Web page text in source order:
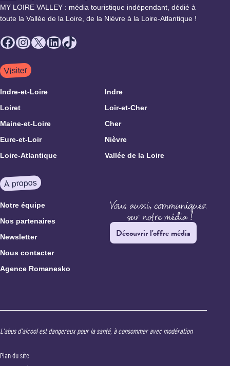
MY LOIRE VALLEY : média touristique indépendant, dédié à
toute la Vallée de la Loire, de la Nièvre à la Loire-Atlantique !
Facebook
Instagram
X LinkedIn
TikTok
Visiter
Indre-et-Loire
Indre
Loiret
Loir-et-Cher
Maine-et-Loire
Cher
Eure-et-Loir
Nièvre
Loire-Atlantique
Vallée de la Loire
À propos
Notre équipe
Nos partenaires
Newsletter
Nous contacter
Agence Romanesko
Découvrir l'offre média
L’abus d’alcool est dangereux pour la santé, à consommer avec modération
Plan du site